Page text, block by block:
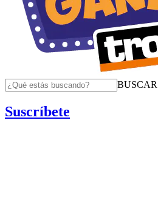
BUSCAR
Suscríbete